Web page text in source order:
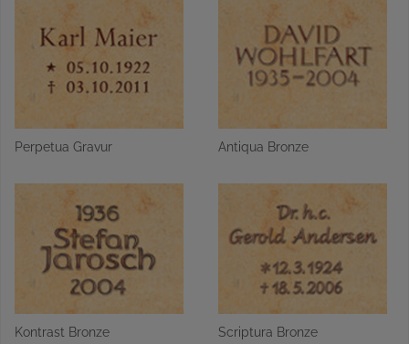
Perpetua Gravur Antiqua Bronze
Kontrast Bronze Scriptura Bronze